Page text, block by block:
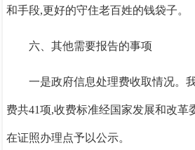
和手段,更好的守住老百姓的钱袋子。
六、其他需要报告的事项
一是政府信息处理费收取情况。
费共41项,收费标准经国家发展和改革
在证照办理点予以公示。